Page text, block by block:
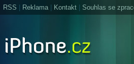
RSS Reklama| Kontakt Souhlas se